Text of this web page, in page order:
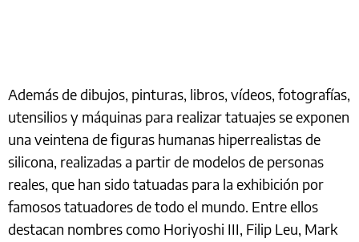
Además de dibujos, pinturas, libros, vídeos, fotografías,
utensilios y máquinas para realizar tatuajes se exponen
una veintena de figuras humanas hiperrealistas de
silicona, realizadas a partir de modelos de personas
reales, que han sido tatuadas para la exhibición por
famosos tatuadores de todo el mundo. Entre ellos
destacan nombres como Horiyoshi III, Filip Leu, Mark